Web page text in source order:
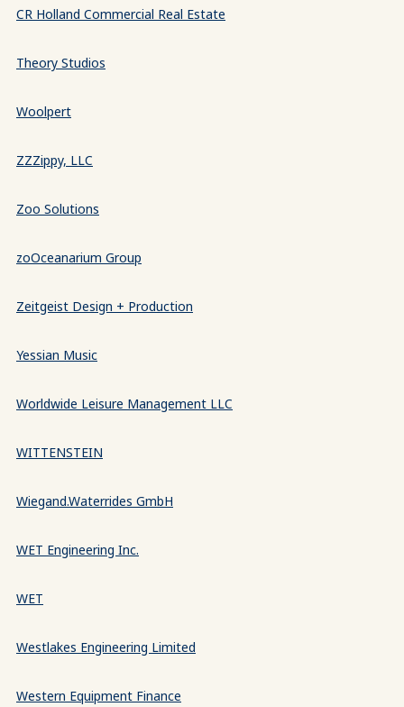
CR Holland Commercial Real Estate
Theory Studios
Woolpert
ZZZippy, LLC
Zoo Solutions
zoOceanarium Group
Zeitgeist Design + Production
Yessian Music
Worldwide Leisure Management LLC
WITTENSTEIN
Wiegand.Waterrides GmbH
WET Engineering Inc.
WET
Westlakes Engineering Limited
Western Equipment Finance